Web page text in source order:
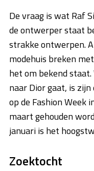
De vraag is wat Raf
de ontwerper staat
strakke ontwerpen.
modehuis breken
het om bekend
naar Dior gaat, is
op de Fashion Week
maart gehouden
januari is het
Zoektocht